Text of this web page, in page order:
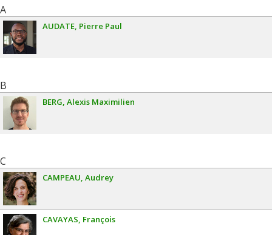
A
AUDATE Pierre Paul
B
BERG Alexis Maximilien
C
CAMPEAU Audrey
CAVAYAS François